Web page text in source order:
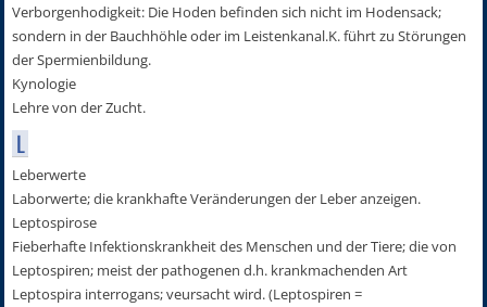
Verborgenhodigkeit: Die Hoden befinden sich nicht im Hodensack;
sondern in der Bauchhöhle oder im Leistenkanal.K. führt zu Störungen
der Spermienbildung.
Kynologie
Lehre von der Zucht.
L
Leberwerte
Laborwerte; die krankhafte Veränderungen der Leber anzeigen.
Leptospirose
Fieberhafte Infektionskrankheit des Menschen und der Tiere; die von
Leptospiren; meist der pathogenen d.h. krankmachenden Art
Leptospira interrogans; veursacht wird. (Leptospiren =